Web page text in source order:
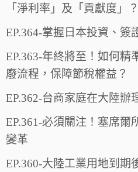
「淨利率」及「貢獻度」？
EP.364-掌握日本投資、簽
EP.363-年終將至！如何精
廢流程，保障節稅權益？
EP.362-台商家庭在大陸辦
EP.361-必須關注！塞席爾
變革
EP.360-大陸工業用地到期